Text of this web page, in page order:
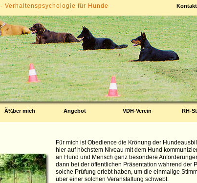
Verhaltenspsychologie für Hunde Kontakt
Ã¼ber mich Angebot VDH-Verein RH-
Für mich ist Obedience die Krönung der
hier auf höchstem Niveau mit dem Hund
an Hund und Mensch ganz besondere
dann bei der öffentlichen Präsentation während der
solche Prüfung erlebt haben, um die einmalige
über einer solchen Veranstaltung schwebt.